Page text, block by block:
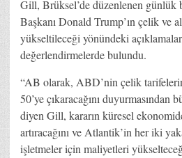
Gill, Brüksel’de düzenlenen günlük
Başkanı Donald Trump’ın çelik ve
yükseltileceği yönündeki
değerlendirmelerde bulundu.
“AB olarak, ABD’nin çelik
50’ye çıkaracağını
diyen Gill, kararın küresel
artıracağını ve Atlantik’in her iki
işletmeler için maliyetleri